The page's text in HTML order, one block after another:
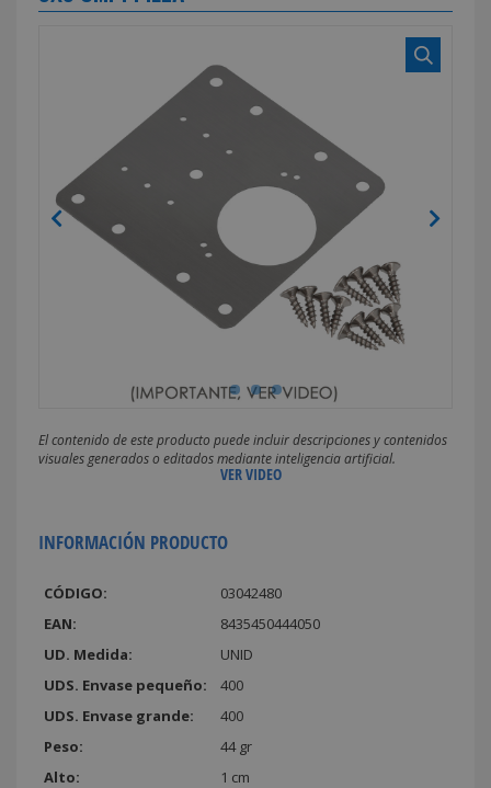
El contenido de este producto puede incluir descripciones y contenidos
visuales generados o editados mediante inteligencia artificial.
VER VIDEO
INFORMACIÓN PRODUCTO
CÓDIGO:
03042480
EAN:
8435450444050
UD. Medida:
UNID
UDS. Envase pequeño:
400
UDS. Envase grande:
400
Peso:
44 gr
Alto:
1 cm